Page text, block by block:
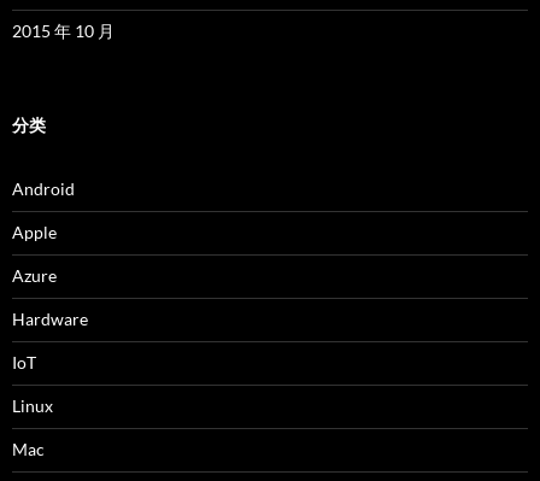
2015 年 10 月
分类
Android
Apple
Azure
Hardware
IoT
Linux
Mac